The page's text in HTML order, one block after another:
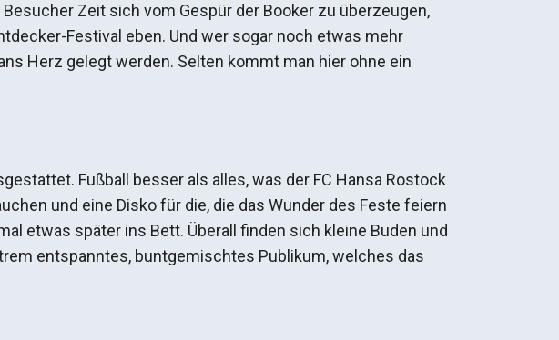
Zeit sich vom Gespür der Booker zu überzeugen,
Festival eben. Und wer sogar noch etwas mehr
Herz gelegt werden. Selten kommt man hier ohne ein
Fußball besser als alles, was der FC Hansa Rostock
und eine Disko für die, die das Wunder des Feste feiern
etwas später ins Bett. Überall finden sich kleine Buden und
entspanntes, buntgemischtes Publikum, welches das